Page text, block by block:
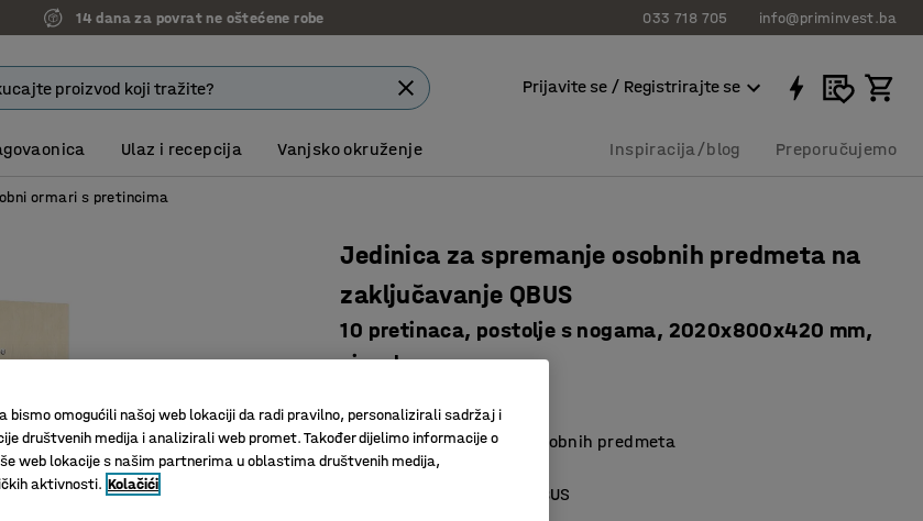
14 dana za povrat ne oštećene robe 033 718 705 info@priminvest.ba
Prijavite se / Registrirajte se
Ulaz i recepcija Vanjsko okruženje Inspiracija/blog Preporučujemo
ormari s pretincima
Jedinica za spremanje osobnih predmeta na
zaključavanje QBUS
10 pretinaca, postolje s nogama, 2020x800x420 mm,
siva, breza
Idealno za spremanje osobnih predmeta
Vrata s bravom
Dio serije namještaja QBUS
bismo omogućili našoj web lokaciji da radi pravilno, personalizirali sadržaj i
društvenih medija i analizirali web promet. Također dijelimo informacije o
web lokacije s našim partnerima u oblastima društvenih medija,
aktivnosti. Kolačići